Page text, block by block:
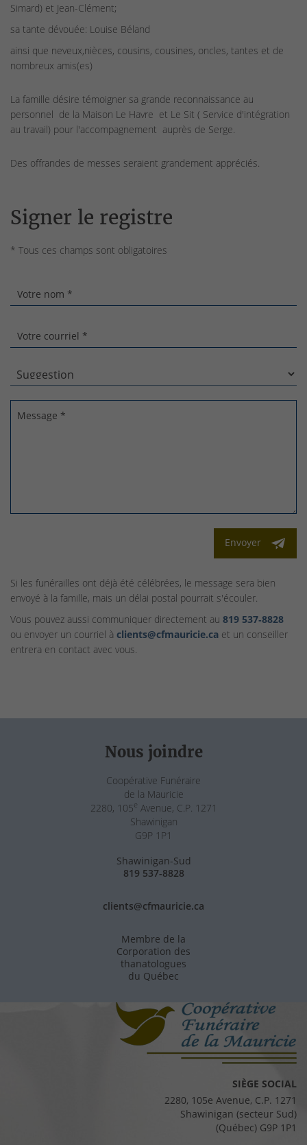
Simard) et Jean-Clément;
sa tante dévouée: Louise Béland
ainsi que neveux,nièces, cousins, cousines, oncles, tantes et de
nombreux amis(es)
La famille désire témoigner sa grande reconnaissance au
personnel de la Maison Le Havre et Le Sit ( Service d'intégration
au travail) pour l'accompagnement auprès de Serge.
Des offrandes de messes seraient grandement appréciés.
Signer le registre
* Tous ces champs sont obligatoires
Votre nom *
Votre courriel *
Message *
Envoyer
Si les funérailles ont déjà été célébrées, le message sera bien
envoyé à la famille, mais un délai postal pourrait s'écouler.
Vous pouvez aussi communiquer directement au 819 537‑8828
ou envoyer un courriel à clients@cfmauricie.ca et un conseiller
entrera en contact avec vous.
Nous joindre
Coopérative Funéraire
de la Mauricie
2280, 105e Avenue, C.P. 1271
Shawinigan
G9P 1P1
Shawinigan-Sud
819 537-8828
clients@cfmauricie.ca
Membre de la
Corporation des
thanatologues
du Québec
SIÈGE SOCIAL
2280, 105e Avenue, C.P. 1271
Shawinigan (secteur Sud)
(Québec) G9P 1P1